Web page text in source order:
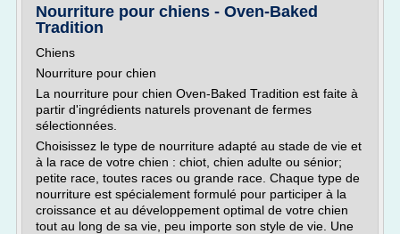
Nourriture pour chiens - Oven-Baked
Tradition
Chiens
Nourriture pour chien
La nourriture pour chien Oven-Baked Tradition est faite à
partir d'ingrédients naturels provenant de fermes
sélectionnées.
Choisissez le type de nourriture adapté au stade de vie et
à la race de votre chien : chiot, chien adulte ou sénior;
petite race, toutes races ou grande race. Chaque type de
nourriture est spécialement formulé pour participer à la
croissance et au développement optimal de votre chien
tout au long de sa vie, peu importe son style de vie. Une